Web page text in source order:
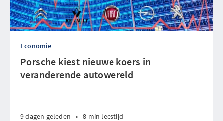
Economie
Porsche kiest nieuwe koers in
veranderende autowereld
9 dagen geleden • 8 min leestijd